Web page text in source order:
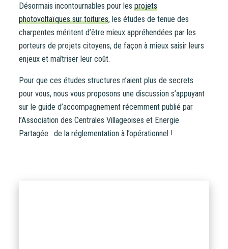
Désormais incontournables pour les projets
photovoltaïques sur toitures, les études de tenue des
charpentes méritent d’être mieux appréhendées par les
porteurs de projets citoyens, de façon à mieux saisir leurs
enjeux et maîtriser leur coût.
Pour que ces études structures n’aient plus de secrets
pour vous, nous vous proposons une discussion s’appuyant
sur le guide d’accompagnement récemment publié par
l’Association des Centrales Villageoises et Energie
Partagée : de la réglementation à l’opérationnel !